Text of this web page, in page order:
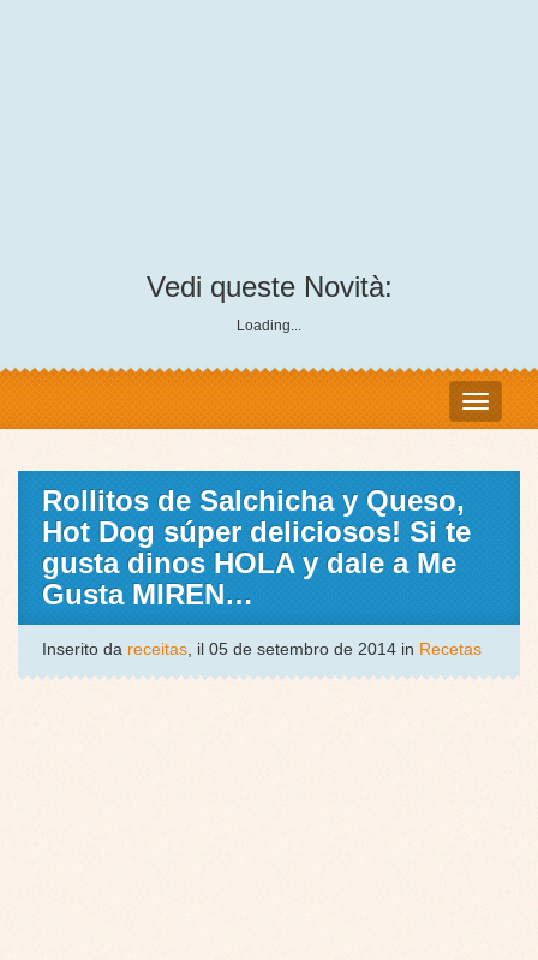
Vedi queste Novità:
Loading...
Rollitos de Salchicha y Queso,
Hot Dog súper deliciosos! Si te
gusta dinos HOLA y dale a Me
Gusta MIREN…
Inserito da receitas, il 05 de setembro de 2014 in Recetas